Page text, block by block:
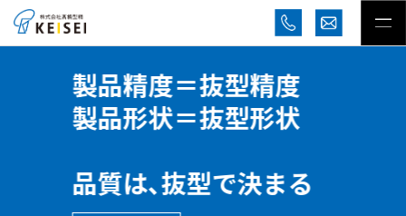
独自の精密抜型と
プレス加工の融合
ご提案いたします